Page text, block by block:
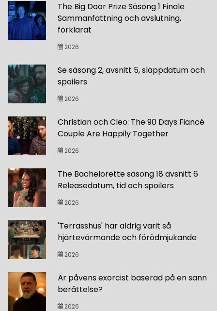
The Big Door Prize Säsong 1 Finale
Sammanfattning och avslutning,
förklarat
2026
Se säsong 2, avsnitt 5, släppdatum och
spoilers
2026
Christian och Cleo: The 90 Days Fiancé
Couple Are Happily Together
2026
The Bachelorette säsong 18 avsnitt 6
Releasedatum, tid och spoilers
2026
'Terrasshus' har aldrig varit så
hjärtevärmande och förödmjukande
2026
Är påvens exorcist baserad på en sann
berättelse?
2026